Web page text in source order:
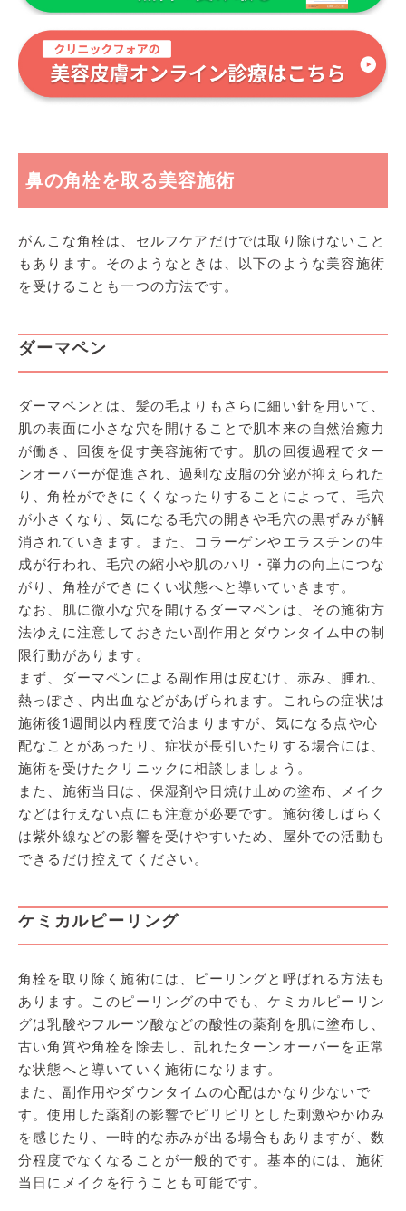
鼻の角栓を取る美容施術
がんこな角栓は、セルフケアだけでは取り除けないこと
もあります。そのようなときは、以下のような美容施術
を受けることも一つの方法です。
ダーマペン
ダーマペンとは、髪の毛よりもさらに細い針を用いて、
肌の表面に小さな穴を開けることで肌本来の自然治癒力
が働き、回復を促す美容施術です。肌の回復過程でター
ンオーバーが促進され、過剰な皮脂の分泌が抑えられた
り、角栓ができにくくなったりすることによって、毛穴
が小さくなり、気になる毛穴の開きや毛穴の黒ずみが解
消されていきます。また、コラーゲンやエラスチンの生
成が行われ、毛穴の縮小や肌のハリ・弾力の向上につな
がり、角栓ができにくい状態へと導いていきます。
なお、肌に微小な穴を開けるダーマペンは、その施術方
法ゆえに注意しておきたい副作用とダウンタイム中の制
限行動があります。
まず、ダーマペンによる副作用は皮むけ、赤み、腫れ、
熱っぽさ、内出血などがあげられます。これらの症状は
施術後1週間以内程度で治まりますが、気になる点や心
配なことがあったり、症状が長引いたりする場合には、
施術を受けたクリニックに相談しましょう。
また、施術当日は、保湿剤や日焼け止めの塗布、メイク
などは行えない点にも注意が必要です。施術後しばらく
は紫外線などの影響を受けやすいため、屋外での活動も
できるだけ控えてください。
ケミカルピーリング
角栓を取り除く施術には、ピーリングと呼ばれる方法も
あります。このピーリングの中でも、ケミカルピーリン
グは乳酸やフルーツ酸などの酸性の薬剤を肌に塗布し、
古い角質や角栓を除去し、乱れたターンオーバーを正常
な状態へと導いていく施術になります。
また、副作用やダウンタイムの心配はかなり少ないで
す。使用した薬剤の影響でピリピリとした刺激やかゆみ
を感じたり、一時的な赤みが出る場合もありますが、数
分程度でなくなることが一般的です。基本的には、施術
当日にメイクを行うことも可能です。